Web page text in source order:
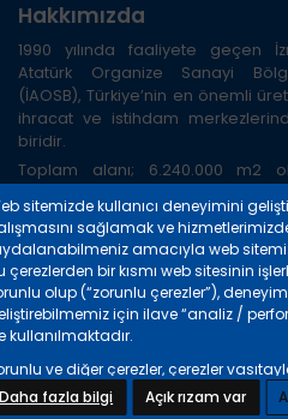
Hakkımızda
1990 yılında faaliyete geçen
Atatürk Organize Sanayi
(İAOSB), Türkiye’nin en önemli
ihracat ve istihdam
biridir.
Toplam alanı; 6.240.000 m2
Limanına 20 km, Havalimanına 45
TIR gümrüğüne 8 km.
Bölgenin çevre yolu ile
otogar, liman ve şehir
bağlantısı mevcuttur.
Copyright © 2024 İAOSB.
sitemizde kullanıcı deneyimini
sağlamak ve
amacıyla web
çerezlerden bir kısmı web sitesinin
olup (“zorunlu çerezler”),
için ilave “analiz /
kullanılmaktadır.
ve diğer çerezler, çerezler
kişisel verilerin işlenmesi hakkında
Verilerin Korunması Hakkında
Daha fazla bilgi Açık rızam var